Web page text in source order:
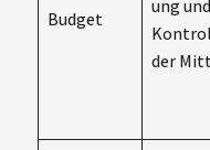
Budget
ung und
der